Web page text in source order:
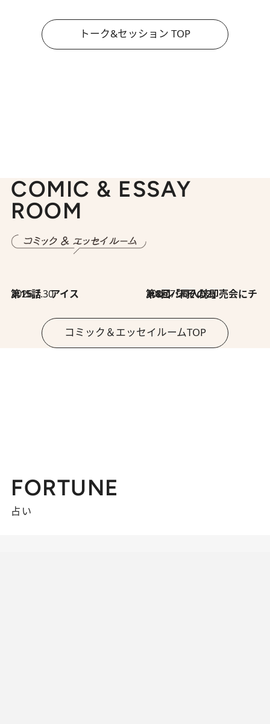
トーク&セッション TOP
COMIC & ESSAY
ROOM
2026.7.30
第15話 アイス 2026.7.30
第8回「同人誌即売会にチャレンジ その2」
コミック＆エッセイルームTOP
FORTUNE
占い